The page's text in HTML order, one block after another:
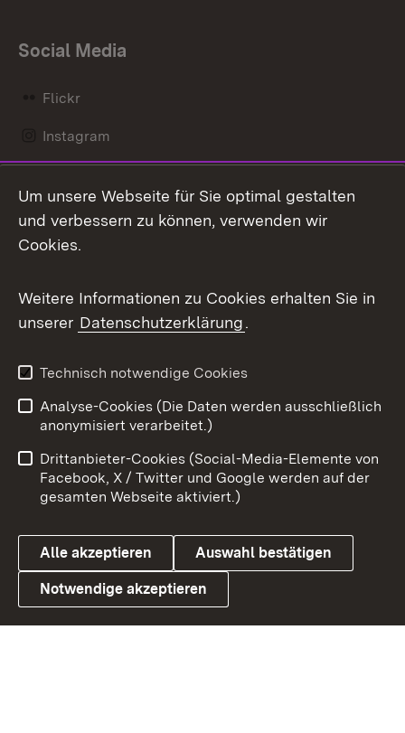
Social Media
Flickr
Instagram
Mastodon
Messenger
Social Wall
X / Twitter
Youtube
Link zum Landesportal
Benutzungshinweise
Barrierefreiheit
Datenschutz
Cookies
Um unsere Webseite für Sie optimal gestalten
und verbessern zu können, verwenden wir
Cookies.
Weitere Informationen zu Cookies erhalten Sie in
unserer Datenschutzerklärung.
Technisch notwendige Cookies
Analyse-Cookies (Die Daten werden ausschließlich
anonymisiert verarbeitet.)
Drittanbieter-Cookies (Social-Media-Elemente von
Facebook, X / Twitter und Google werden auf der
gesamten Webseite aktiviert.)
Alle akzeptieren Auswahl bestätigen
Notwendige akzeptieren